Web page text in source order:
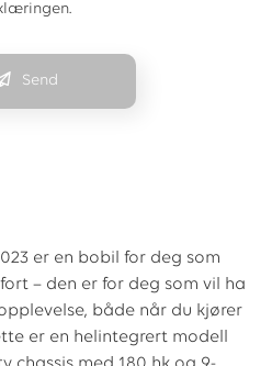
Send
er en bobil for deg som
– den er for deg som vil ha
både når du kjører
er en helintegrert modell